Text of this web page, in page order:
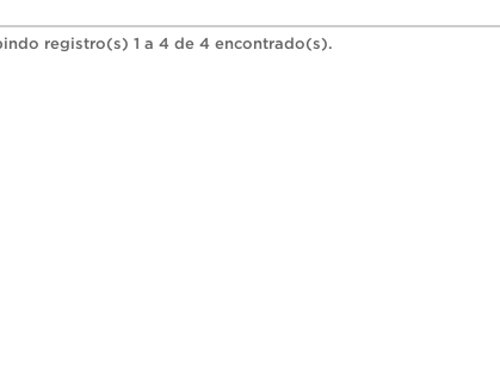
registro(s) 1 a 4 de 4 encontrado(s).